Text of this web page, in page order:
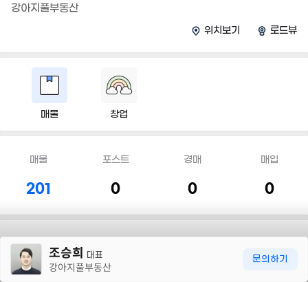
강아지풀부동산
위치보기 로드뷰
매물 창업
매물
201
포스트
0
경매
0
매입
0
담당 지역조승희 대표
강아지풀부동산
문의하기